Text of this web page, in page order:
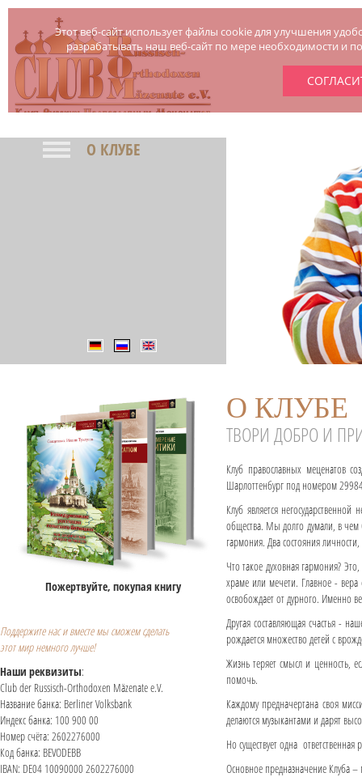
Этот веб-сайт использует файлы cookie для улучшения
разрабатывать наш веб-сайт по мере необходимости и
О КЛУБЕ
Пожертвуйте, покупая книгу
Поддержите нас и вместе мы сможем сделать
этот мир немного лучше!
Наши реквизиты:
Club der Russisch-Orthodoxen Mäzenate e.V.
Название банка: Berliner Volksbank
Индекс банка: 100 900 00
Номер счёта: 2602276000
Код банка: BEVODEBB
IBAN: DE04 10090000 2602276000
О КЛУБЕ
ТВОРИ ДОБРО И
Клуб православных меценатов
Шарлоттенбург под номером
Клуб является
общества. Мы долго думали, в
гармония. Два состояния
Что такое духовная гармония?
храме или мечети. Главное - вера
освобождает от дурного. Именно
Другая составляющая счастья -
рождается множество детей с
Жизнь теряет смысл и ценность,
помочь.
Каждому предначертана своя
делаются музыкантами и дарят
Но существует одна
Основное предназначение Клуба –